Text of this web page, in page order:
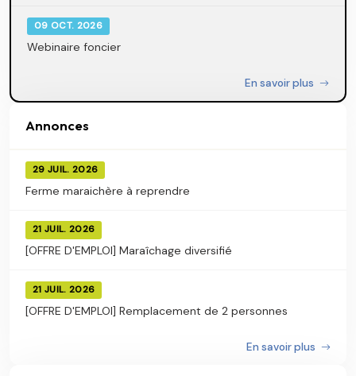
09 OCT. 2026
Webinaire foncier
En savoir plus
Annonces
29 JUIL. 2026
Ferme maraichère à reprendre
21 JUIL. 2026
[OFFRE D'EMPLOI] Maraîchage diversifié
21 JUIL. 2026
[OFFRE D'EMPLOI] Remplacement de 2 personnes
En savoir plus